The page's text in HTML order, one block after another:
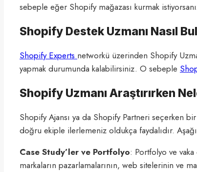
sebeple eğer Shopify mağazası kurmak
Shopify Destek Uzmanı Nasıl
Shopify Experts networkü üzerinden Shopify
yapmak durumunda kalabilirsiniz. O sebeple
Shopify Uzmanı Araştırırken
Shopify Ajansı ya da Shopify Partneri seçerken
doğru ekiple ilerlemeniz oldukça faydalıdır.
Case Study’ler ve Portfolyo: Portfolyo ve vaka
markaların pazarlamalarının, web sitelerinin ve